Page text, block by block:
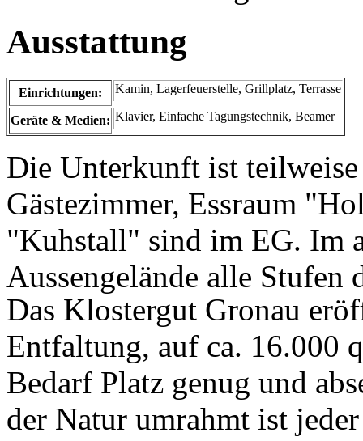
Ausstattung
Einrichtungen: Kamin, Lagerfeuerstelle, Grillplatz, Terrasse
Geräte & Medien: Klavier, Einfache Tagungstechnik, Beamer
Die Unterkunft ist
Gästezimmer, Essraum
"Kuhstall" sind im EG. Im
Aussengelände alle Stufen
Das Klostergut Gronau
Entfaltung, auf ca. 16.000
Bedarf Platz genug und
der Natur umrahmt ist